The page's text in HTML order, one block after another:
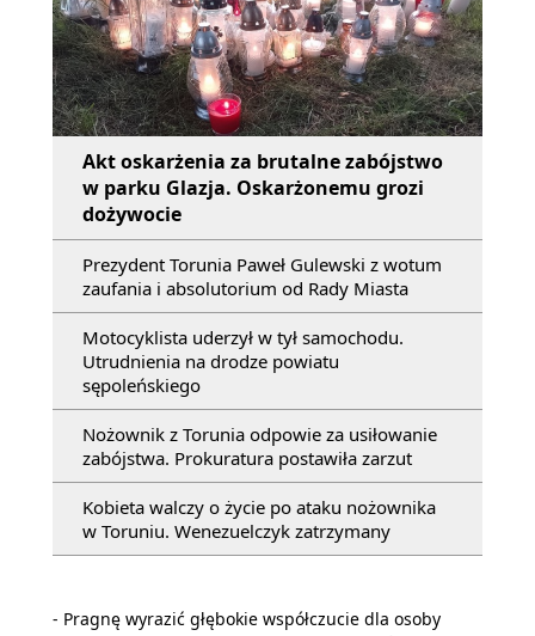
Akt oskarżenia za brutalne zabójstwo
w parku Glazja. Oskarżonemu grozi
dożywocie
Prezydent Torunia Paweł Gulewski z wotum
zaufania i absolutorium od Rady Miasta
Motocyklista uderzył w tył samochodu.
Utrudnienia na drodze powiatu
sępoleńskiego
Nożownik z Torunia odpowie za usiłowanie
zabójstwa. Prokuratura postawiła zarzut
Kobieta walczy o życie po ataku nożownika
w Toruniu. Wenezuelczyk zatrzymany
- Pragnę wyrazić głębokie współczucie dla osoby